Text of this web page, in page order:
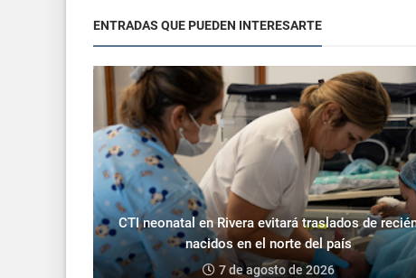
ENTRADAS QUE PUEDEN INTERESARTE
CTI neonatal en Rivera evitará traslados de
nacidos en el norte del país
7 de agosto de 2026